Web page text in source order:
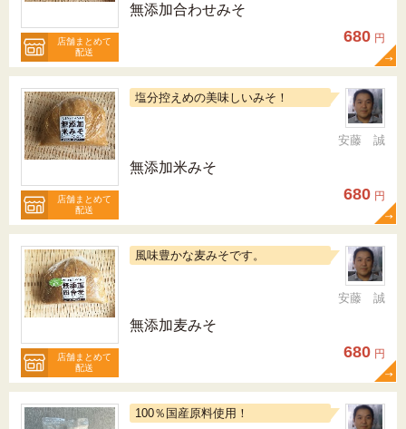
店舗まとめて
配送
無添加合わせみそ
680 円
店舗まとめて
配送
塩分控えめの美味しいみそ！
安藤 誠
無添加米みそ
680 円
店舗まとめて
配送
風味豊かな麦みそです。
安藤 誠
無添加麦みそ
680 円
100％国産原料使用！